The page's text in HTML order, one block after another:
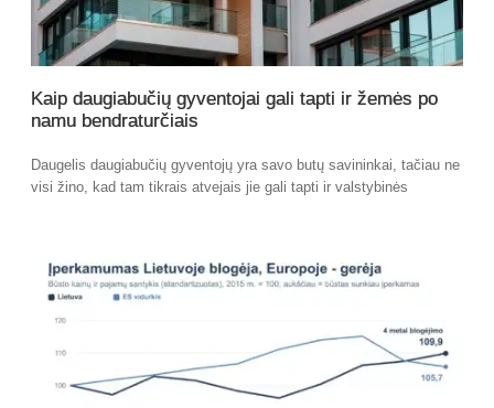
Kaip daugiabučių gyventojai gali tapti ir žemės po
namu bendraturčiais
Daugelis daugiabučių gyventojų yra savo butų savininkai, tačiau ne
visi žino, kad tam tikrais atvejais jie gali tapti ir valstybinės